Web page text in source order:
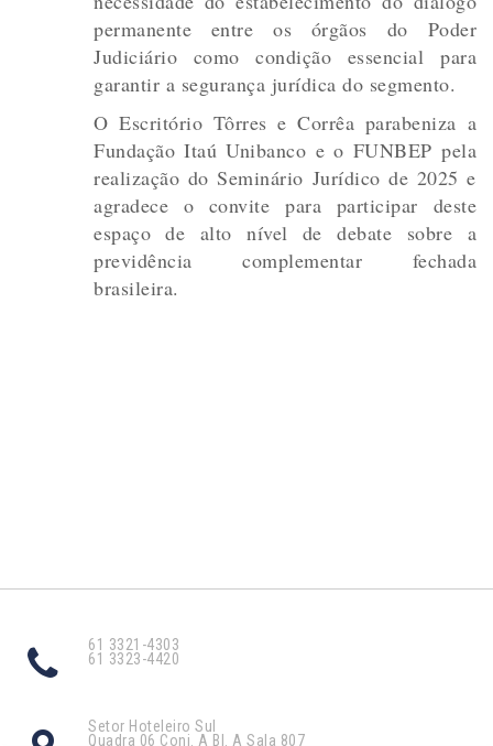
permanente entre os órgãos do Poder
Judiciário como condição essencial para
garantir a segurança jurídica do segmento.
O Escritório Tôrres e Corrêa parabeniza a
Fundação Itaú Unibanco e o FUNBEP pela
realização do Seminário Jurídico de 2025 e
agradece o convite para participar deste
espaço de alto nível de debate sobre a
previdência complementar fechada
brasileira.
61 3321-4303
61 3323-4420
Setor Hoteleiro Sul
Quadra 06 Conj. A Bl. A Sala 807